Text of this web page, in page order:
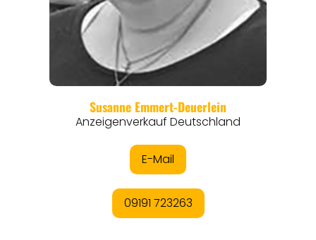
ORTE
EVENTS
REISEFÜHRER
REISEMAGAZINE
THEMEN